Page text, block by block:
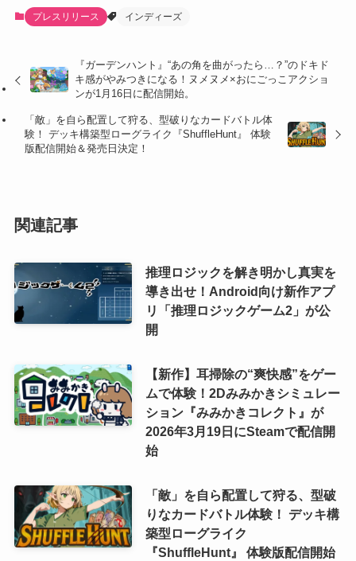
プレスリリース インディーズ
『ガーデンハント』“あの角を曲がったら…？”のドキド
キ感がやみつきになる！ヌメヌメ×おにごっこアクショ
ンが1月16日に配信開始。
「敵」を自ら配置して狩る、型破りなカードバトル体
験！ デッキ構築型ローグライク『ShuffleHunt』 体験
版配信開始＆発売日決定！
関連記事
推理ロジックを解き明かし真実を
導き出せ！Android向け新作アプ
リ「推理ロジックゲーム2」が公
開
【新作】耳掃除の“爽快感”をゲー
ムで体験！2Dみみかきシミュレー
ション『みみかきコレクト』が
2026年3月19日にSteamで配信開
始
「敵」を自ら配置して狩る、型破
りなカードバトル体験！ デッキ構
築型ローグライク
『ShuffleHunt』 体験版配信開始